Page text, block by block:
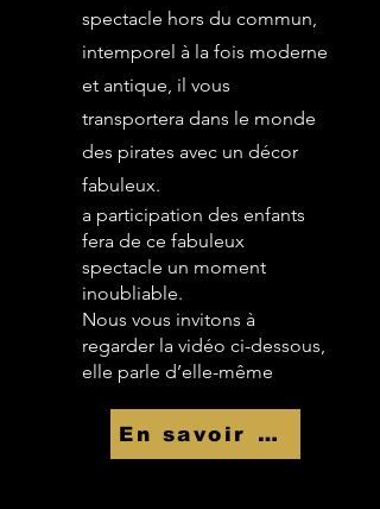
spectacle hors du commun,
intemporel à la fois moderne
et antique, il vous
transportera dans le monde
des pirates avec un décor
fabuleux.
a participation des enfants
fera de ce fabuleux
spectacle un moment
inoubliable.
Nous vous invitons à
regarder la vidéo ci-dessous,
elle parle d’elle-même
En savoir Plus